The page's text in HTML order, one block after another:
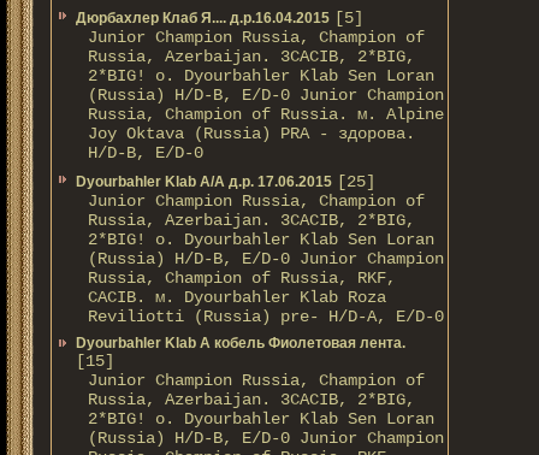
Дюрбахлер Клаб Я.... д.р.16.04.2015 [5]
Junior Champion Russia, Champion of
Russia, Azerbaijan. 3CACIB, 2*BIG,
2*BIG! о. Dyourbahler Klab Sen Loran
(Russia) H/D-B, E/D-0 Junior Champion
Russia, Champion of Russia. м. Alpine
Joy Oktava (Russia) PRA - здорова.
H/D-B, E/D-0
Dyourbahler Klab A/А д.р. 17.06.2015 [25]
Junior Champion Russia, Champion of
Russia, Azerbaijan. 3CACIB, 2*BIG,
2*BIG! о. Dyourbahler Klab Sen Loran
(Russia) H/D-B, E/D-0 Junior Champion
Russia, Champion of Russia, RKF,
CACIB. м. Dyourbahler Klab Roza
Reviliotti (Russia) pre- H/D-A, E/D-0
Dyourbahler Klab A кобель Фиолетовая лента.
[15]
Junior Champion Russia, Champion of
Russia, Azerbaijan. 3CACIB, 2*BIG,
2*BIG! о. Dyourbahler Klab Sen Loran
(Russia) H/D-B, E/D-0 Junior Champion